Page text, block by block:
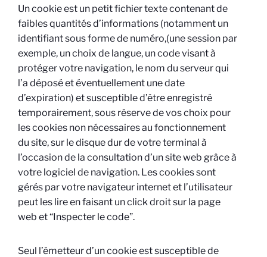
Un cookie est un petit fichier texte contenant de
faibles quantités d’informations (notamment un
identifiant sous forme de numéro,(une session par
exemple, un choix de langue, un code visant à
protéger votre navigation, le nom du serveur qui
l’a déposé et éventuellement une date
d’expiration) et susceptible d’être enregistré
temporairement, sous réserve de vos choix pour
les cookies non nécessaires au fonctionnement
du site, sur le disque dur de votre terminal à
l’occasion de la consultation d’un site web grâce à
votre logiciel de navigation. Les cookies sont
gérés par votre navigateur internet et l’utilisateur
peut les lire en faisant un click droit sur la page
web et “Inspecter le code”.
Seul l’émetteur d’un cookie est susceptible de